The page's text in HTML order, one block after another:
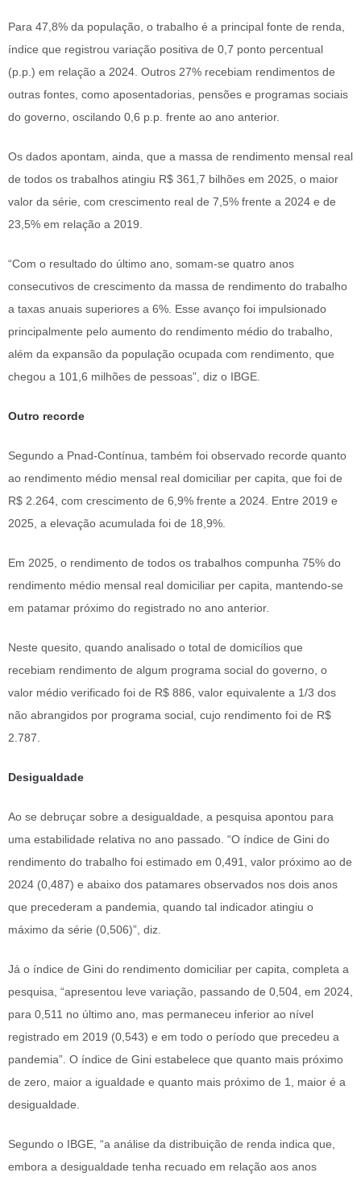
Para 47,8% da população, o trabalho é a principal fonte de renda,
índice que registrou variação positiva de 0,7 ponto percentual
(p.p.) em relação a 2024. Outros 27% recebiam rendimentos de
outras fontes, como aposentadorias, pensões e programas sociais
do governo, oscilando 0,6 p.p. frente ao ano anterior.
Os dados apontam, ainda, que a massa de rendimento mensal real
de todos os trabalhos atingiu R$ 361,7 bilhões em 2025, o maior
valor da série, com crescimento real de 7,5% frente a 2024 e de
23,5% em relação a 2019.
“Com o resultado do último ano, somam-se quatro anos
consecutivos de crescimento da massa de rendimento do trabalho
a taxas anuais superiores a 6%. Esse avanço foi impulsionado
principalmente pelo aumento do rendimento médio do trabalho,
além da expansão da população ocupada com rendimento, que
chegou a 101,6 milhões de pessoas”, diz o IBGE.
Outro recorde
Segundo a Pnad-Contínua, também foi observado recorde quanto
ao rendimento médio mensal real domiciliar per capita, que foi de
R$ 2.264, com crescimento de 6,9% frente a 2024. Entre 2019 e
2025, a elevação acumulada foi de 18,9%.
Em 2025, o rendimento de todos os trabalhos compunha 75% do
rendimento médio mensal real domiciliar per capita, mantendo-se
em patamar próximo do registrado no ano anterior.
Neste quesito, quando analisado o total de domicílios que
recebiam rendimento de algum programa social do governo, o
valor médio verificado foi de R$ 886, valor equivalente a 1/3 dos
não abrangidos por programa social, cujo rendimento foi de R$
2.787.
Desigualdade
Ao se debruçar sobre a desigualdade, a pesquisa apontou para
uma estabilidade relativa no ano passado. “O índice de Gini do
rendimento do trabalho foi estimado em 0,491, valor próximo ao de
2024 (0,487) e abaixo dos patamares observados nos dois anos
que precederam a pandemia, quando tal indicador atingiu o
máximo da série (0,506)”, diz.
Já o índice de Gini do rendimento domiciliar per capita, completa a
pesquisa, “apresentou leve variação, passando de 0,504, em 2024,
para 0,511 no último ano, mas permaneceu inferior ao nível
registrado em 2019 (0,543) e em todo o período que precedeu a
pandemia”. O índice de Gini estabelece que quanto mais próximo
de zero, maior a igualdade e quanto mais próximo de 1, maior é a
desigualdade.
Segundo o IBGE, “a análise da distribuição de renda indica que,
embora a desigualdade tenha recuado em relação aos anos